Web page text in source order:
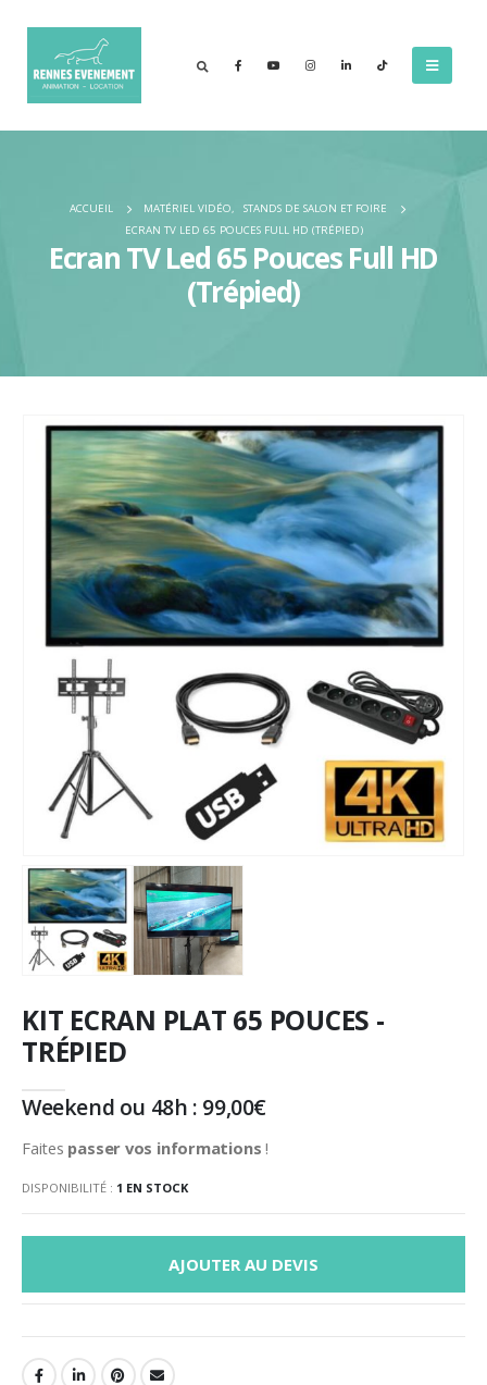
ACCUEIL MATÉRIEL VIDÉO,
STANDS DE SALON ET FOIRE
ECRAN TV LED 65 POUCES FULL HD (TRÉPIED)
Ecran TV Led 65 Pouces Full HD
(Trépied)
KIT ECRAN PLAT 65 POUCES -
TRÉPIED
Weekend ou 48h : 99,00€
Faites passer vos informations !
DISPONIBILITÉ : 1 EN STOCK
AJOUTER AU DEVIS